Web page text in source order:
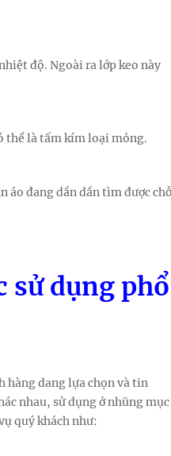
độ. Ngoài ra lớp keo này
thể là tấm kím loại mỏng.
áo đang dần dần tìm được
sử dụng phổ
hàng dang lựa chọn và tin
nhau, sử dụng ở nhũng mục
quý khách như: